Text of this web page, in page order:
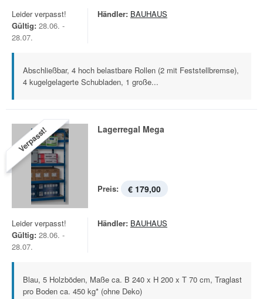
Leider verpasst!
Gültig: 28.06. -
28.07.
Händler: BAUHAUS
Abschließbar, 4 hoch belastbare Rollen (2 mit Feststellbremse),
4 kugelgelagerte Schubladen, 1 große...
Verpasst! Lagerregal Mega
Preis: € 179,00
Leider verpasst!
Gültig: 28.06. -
28.07.
Händler: BAUHAUS
Blau, 5 Holzböden, Maße ca. B 240 x H 200 x T 70 cm, Traglast
pro Boden ca. 450 kg* (ohne Deko)